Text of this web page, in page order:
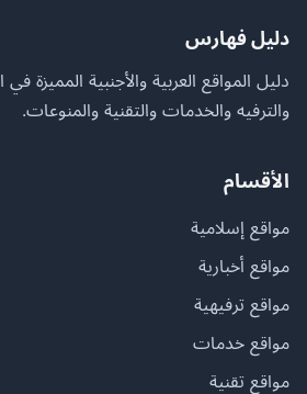
دليل فهارس
دليل المواقع العربية والأجنبية المميزة في
والترفيه والخدمات والتقنية والمنوعات.
الأقسام
مواقع إسلامية
مواقع أخبارية
مواقع ترفيهية
مواقع خدمات
مواقع تقنية